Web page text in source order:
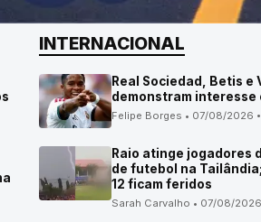
INTERNACIONAL
Real Sociedad, Betis e
demonstram interesse
Felipe Borges • 07/08/2026
Raio atinge jogadores
de futebol na
12 ficam feridos
Sarah Carvalho • 07/08/